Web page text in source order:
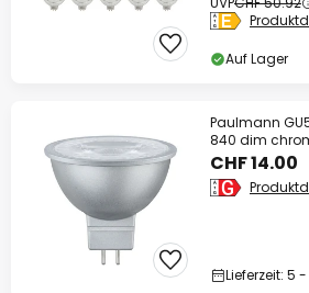
Auf Lager
Paulmann
840 dim
CHF 14.00
Lieferzeit: 5